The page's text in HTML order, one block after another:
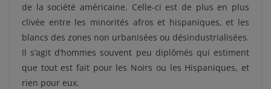
de la société américaine. Celle-ci est de plus en plus
clivée entre les minorités afros et hispaniques, et les
blancs des zones non urbanisées ou désindustrialisées.
Il s’agit d’hommes souvent peu diplômés qui estiment
que tout est fait pour les Noirs ou les Hispaniques, et
rien pour eux.